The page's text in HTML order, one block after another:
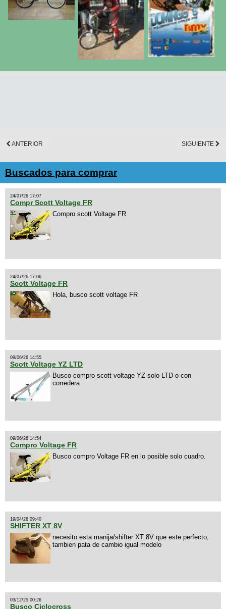
ANTERIOR SIGUIENTE
Buscados para comprar
24/07/26 17:07
Compr Scott Voltage FR
Compro scott Voltage FR
24/07/26 17:06
Scott Voltage FR
Hola, busco scott voltage FR
09/06/26 14:55
Scott Voltage YZ LTD
Busco compro scott voltage YZ solo LTD o con
corredera
09/06/26 14:54
Compro Voltage FR
Busco compro Voltage FR en lo posible solo cuadro.
19/04/26 09:40
SHIFTER XT 8V
necesito esta manija/shifter XT 8V que este perfecto,
tambien pata de cambio igual modelo
03/12/25 00:26
Busco Ciclocross